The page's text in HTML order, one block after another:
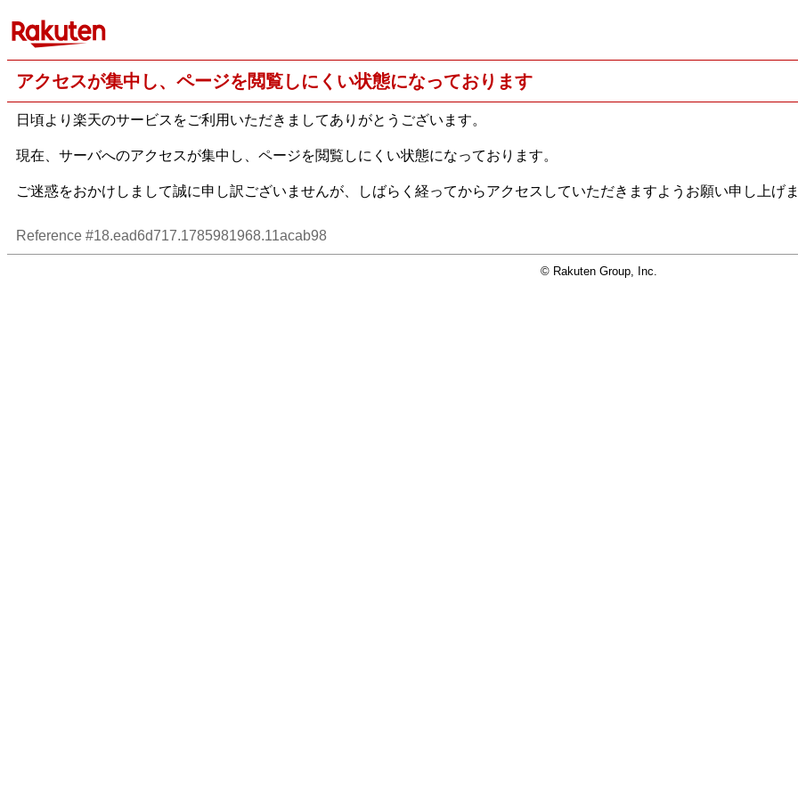
アクセスが集中し、ページを閲覧しにくい状態になっております
日頃より楽天のサービスをご利用いただきましてありがとうございます。
現在、サーバへのアクセスが集中し、ページを閲覧しにくい状態になっております。
ご迷惑をおかけしまして誠に申し訳ございませんが、しばらく経ってからアクセスしていただきますようお願い申し上げ
Reference #18.ead6d717.1785981968.11acab98
© Rakuten Group, Inc.